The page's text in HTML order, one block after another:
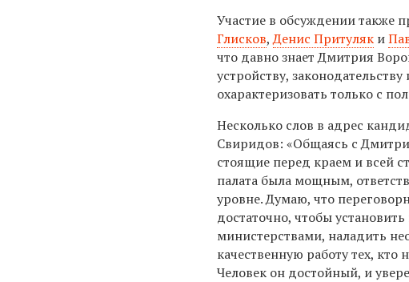
Участие в обсуждении также
Глисков,Денис Притуляк и
что давно знает Дмитрия
устройству,
охарактеризовать только с
Несколько слов в адрес
Свиридов: «Общаясь с
стоящие перед краем и всей
палата была мощным,
уровне. Думаю, что
достаточно, чтобы
министерствами, наладить
качественную работу тех, кто
Человек он достойный, и